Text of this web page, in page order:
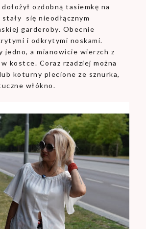
ozdobną tasiemkę na
się nieodłącznym
garderoby. Obecnie
i odkrytymi noskami.
jedno, a mianowicie wierzch z
kostce. Coraz rzadziej można
koturny plecione ze sznurka,
włókno.